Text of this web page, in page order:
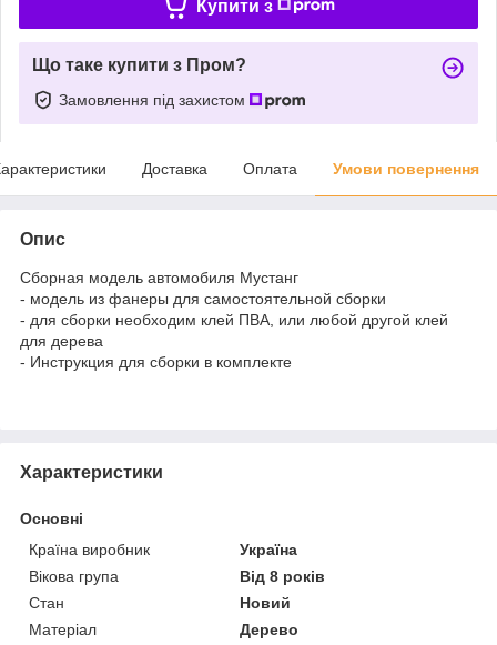
Купити з
Що таке купити з Пром?
Замовлення під захистом
Доставка Оплата Умови повернення
Опис
Сборная модель автомобиля Мустанг
- модель из фанеры для самостоятельной сборки
- для сборки необходим клей ПВА, или любой другой клей
для дерева
- Инструкция для сборки в комплекте
Характеристики
Основні
Країна виробник
Україна
Вікова група
Від 8 років
Стан
Новий
Матеріал
Дерево